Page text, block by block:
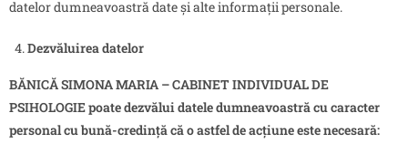
datelor dumneavoastră date și alte informații personale.
Dezvăluirea datelor
BĂNICĂ SIMONA MARIA – CABINET INDIVIDUAL DE
PSIHOLOGIEpoate dezvălui datele dumneavoastră cu caracter
personal cu bună-credință că o astfel de acțiune este necesară: